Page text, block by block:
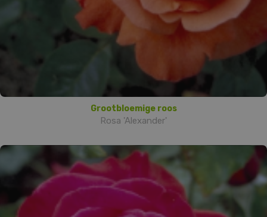
Grootbloemige roos
Rosa 'Alexander'